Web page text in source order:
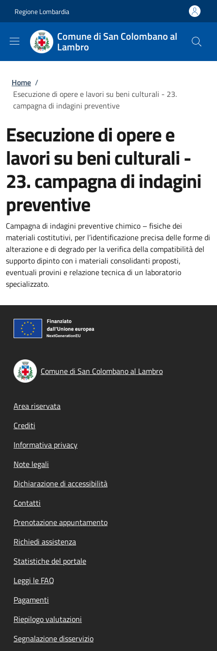
Regione Lombardia
Comune di San Colombano al
Lambro
Briciole di pane
Home /
Esecuzione di opere e lavori su beni culturali - 23.
campagna di indagini preventive
Esecuzione di opere e
lavori su beni culturali -
23. campagna di indagini
preventive
Campagna di indagini preventive chimico – fisiche dei
materiali costitutivi, per l’identificazione precisa delle forme di
alterazione e di degrado per la verifica della compatibilità del
supporto dipinto con i materiali consolidanti proposti,
eventuali provini e relazione tecnica di un laboratorio
specializzato.
Comune di San Colombano al Lambro
Footer menu
Area riservata
Crediti
Informativa privacy
Note legali
Dichiarazione di accessibilità
Contatti
Prenotazione appuntamento
Richiedi assistenza
Statistiche del portale
Leggi le FAQ
Pagamenti
Riepilogo valutazioni
Segnalazione disservizio